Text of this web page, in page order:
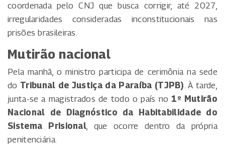
coordenada pelo CNJ que busca corrigir, até 2027,
irregularidades consideradas inconstitucionais nas
prisões brasileiras.
Mutirão nacional
Pela manhã, o ministro participa de cerimônia na sede
do Tribunal de Justiça da Paraíba (TJPB). À tarde,
junta-se a magistrados de todo o país no1º Mutirão
Nacional de Diagnóstico da Habitabilidade do
Sistema Prisional, que ocorre dentro da própria
penitenciária.